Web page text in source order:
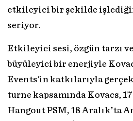
etkileyici bir şekilde
seriyor.
Etkileyici sesi, özgün tarzı
büyüleyici bir enerjiyle
Events'in katkılarıyla
turne kapsamında Kovacs,
Hangout PSM, 18 Aralık’ta